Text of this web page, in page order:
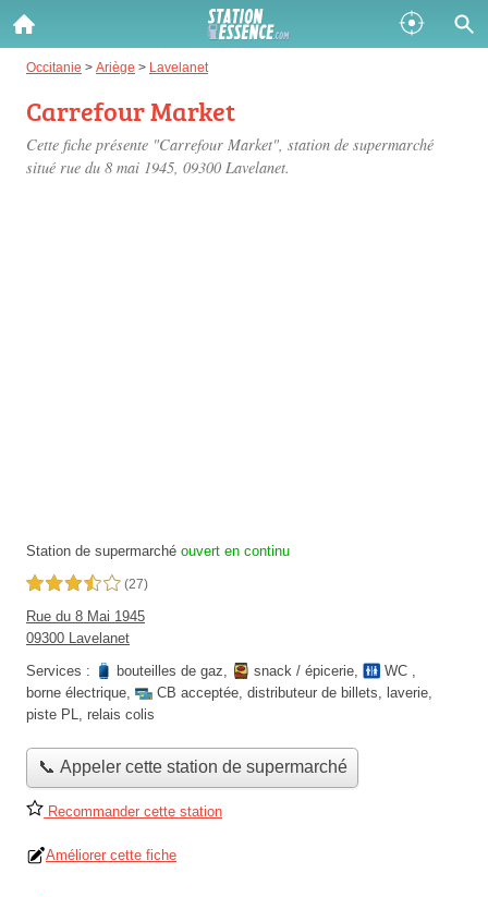
Occitanie > Ariège > Lavelanet
Carrefour Market
Cette fiche présente "Carrefour Market", station de supermarché
situé rue du 8 mai 1945, 09300 Lavelanet.
Station de supermarché ouvert en continu
3,5 étoiles sur 5 (27)
Rue du 8 Mai 1945
09300 Lavelanet
Services :
bouteilles de gaz, snack / épicerie, WC ,
borne électrique, CB acceptée, distributeur de billets, laverie,
piste PL, relais colis
📞 Appeler cette station de supermarché
Recommander cette station
Améliorer cette fiche
Gazole :
Disponible
SP 98 :